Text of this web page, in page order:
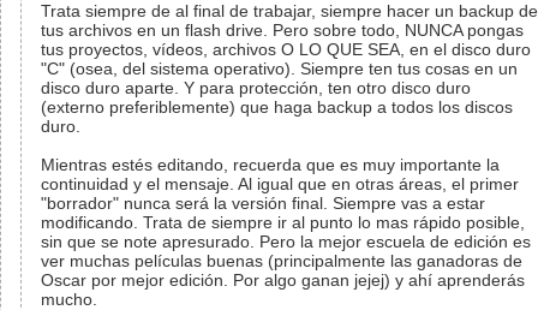
Trata siempre de al final de trabajar, siempre hacer un backup de
tus archivos en un flash drive. Pero sobre todo, NUNCA pongas
tus proyectos, vídeos, archivos O LO QUE SEA, en el disco duro
"C" (osea, del sistema operativo). Siempre ten tus cosas en un
disco duro aparte. Y para protección, ten otro disco duro
(externo preferiblemente) que haga backup a todos los discos
duro.
Mientras estés editando, recuerda que es muy importante la
continuidad y el mensaje. Al igual que en otras áreas, el primer
"borrador" nunca será la versión final. Siempre vas a estar
modificando. Trata de siempre ir al punto lo mas rápido posible,
sin que se note apresurado. Pero la mejor escuela de edición es
ver muchas películas buenas (principalmente las ganadoras de
Oscar por mejor edición. Por algo ganan jejej) y ahí aprenderás
mucho.